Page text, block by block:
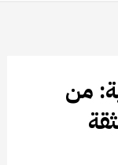
من